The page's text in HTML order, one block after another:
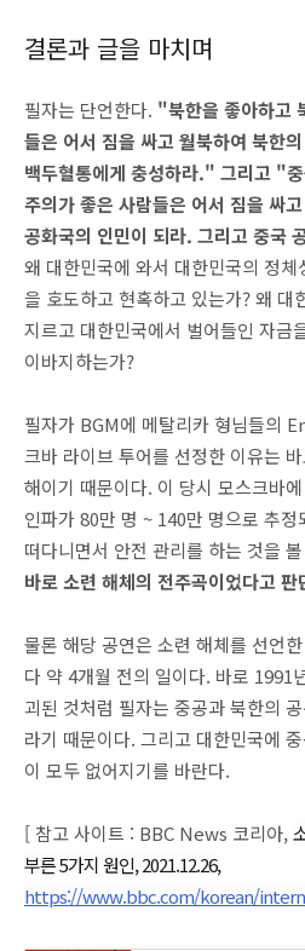
결론과 글을 마치며
필자는 단언한다. "북한을 좋아하고
들은 어서 짐을 싸고 월북하여 북한
백두혈통에게 충성하라." 그리고 "
주의가 좋은 사람들은 어서 짐을 싸
공화국의 인민이 되라. 그리고 중국
왜 대한민국에 와서 대한민국의 정
을 호도하고 현혹하고 있는가? 왜 대
지르고 대한민국에서 벌어들인 자금
이바지하는가?
필자가 BGM에 메탈리카 형님들의
크바 라이브 투어를 선정한 이유는
해이기 때문이다. 이 당시 모스크바
인파가 80만 명 ~ 140만 명으로 추
떠다니면서 안전 관리를 하는 것을
바로 소련 해체의 전주곡이었다고 판
물론 해당 공연은 소련 해체를 선언
다 약 4개월 전의 일이다. 바로 1991
괴된 것처럼 필자는 중공과 북한의
라기 때문이다. 그리고 대한민국에
이 모두 없어지기를 바란다.
[ 참고 사이트 : BBC News 코리아,
부른 5가지 원인, 2021.12.26,
https://www.bbc.com/korean/